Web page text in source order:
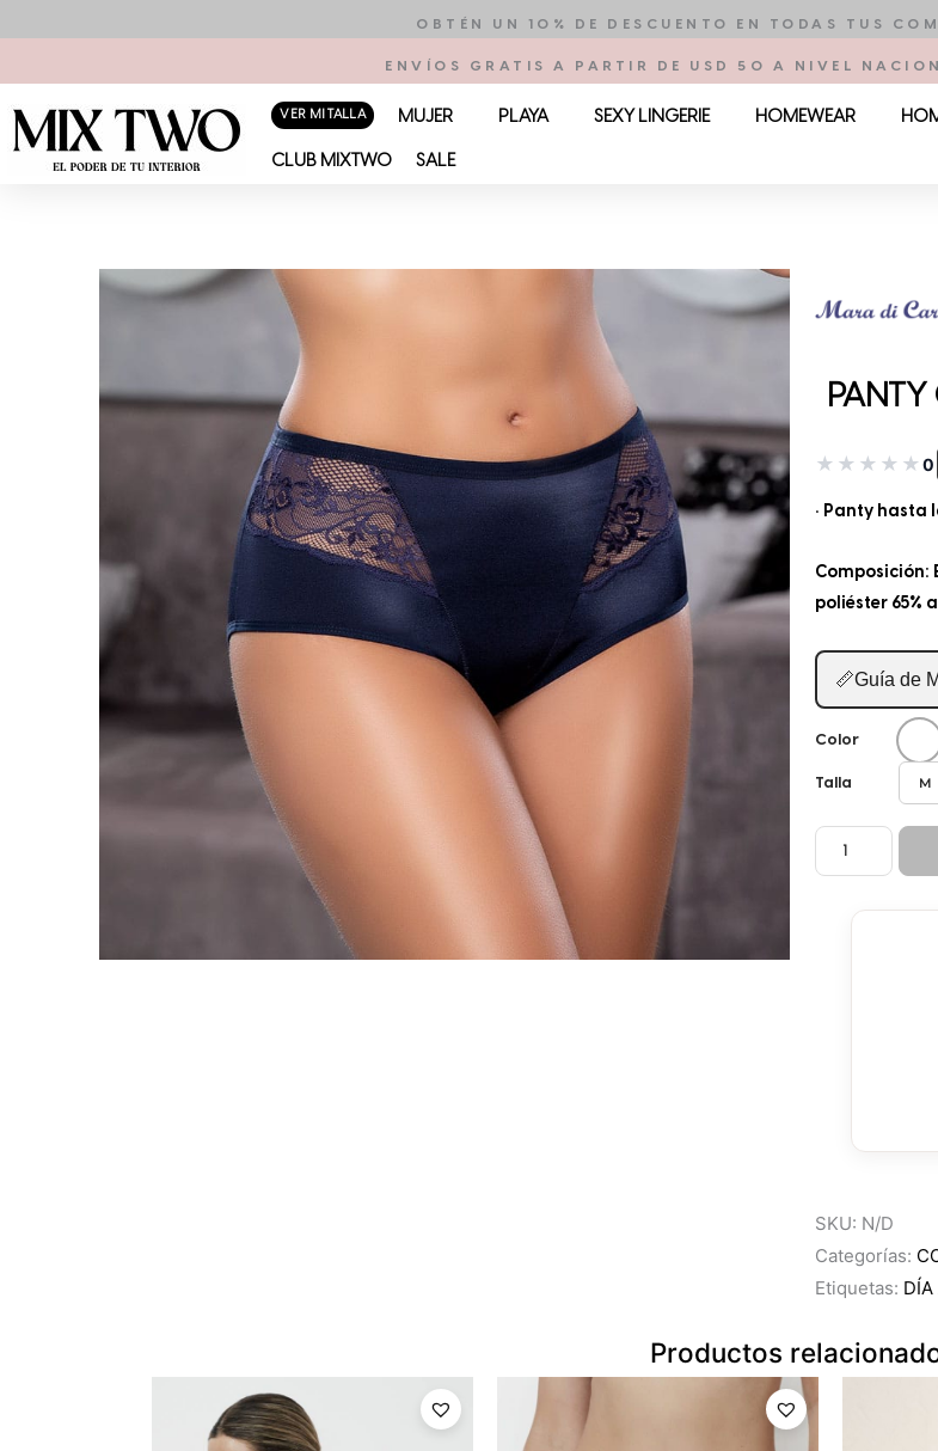
contenido
OBTÉN UN 10% DE DESCUENTO EN TODAS TUS
ENVÍOS GRATIS A PARTIR DE USD 50 A NIVEL
VER MI TALLA MUJER PLAYA SEXY LINGERIE HOMEWEAR
CLUB MIXTWO SALE
PANTY
★ ★ ★ ★ ★0
• Panty hasta
Composición:
poliéster 65%
📏Guía de
Color
Talla M
PANTY
CINTURA
ALTA
SKU: N/D
Categorías:
Etiquetas: DÍA
Productos